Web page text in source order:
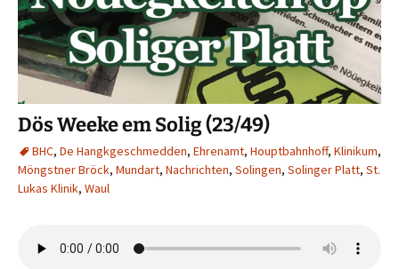
Dös Weeke em Solig (23/49)
BHC, De Hangkgeschmedden, Ehrenamt, Houptbahnhoff, Klinikum,
Möngstner Bröck, Mundart, Nachrichten, Solingen, Solinger Platt, St.
Lukas Klinik, Waul